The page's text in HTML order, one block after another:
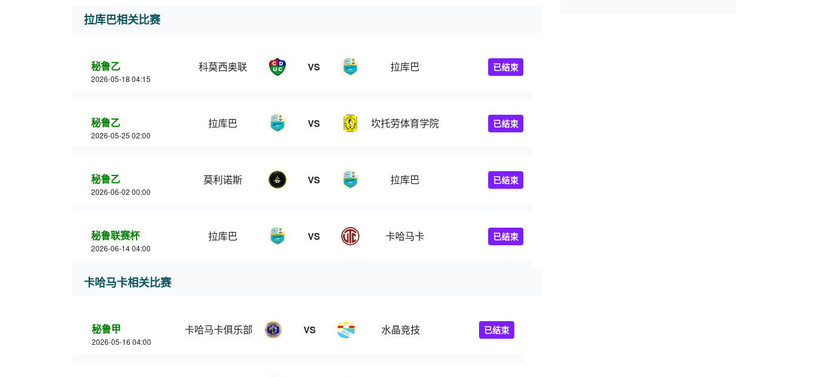
拉库巴相关比赛
秘鲁乙
2026-05-18 04:15
科莫西奥联 VS 拉库巴 已结束
秘鲁乙
2026-05-25 02:00
拉库巴 VS 坎托劳体育学院 已结束
秘鲁乙
2026-06-02 00:00
莫利诺斯 VS 拉库巴 已结束
秘鲁联赛杯
2026-06-14 04:00
拉库巴 VS 卡哈马卡 已结束
卡哈马卡相关比赛
秘鲁甲
2026-05-16 04:00
卡哈马卡俱乐部 VS 水晶竞技 已结束